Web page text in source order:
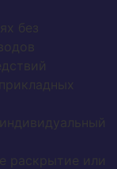
без
раскрытие или